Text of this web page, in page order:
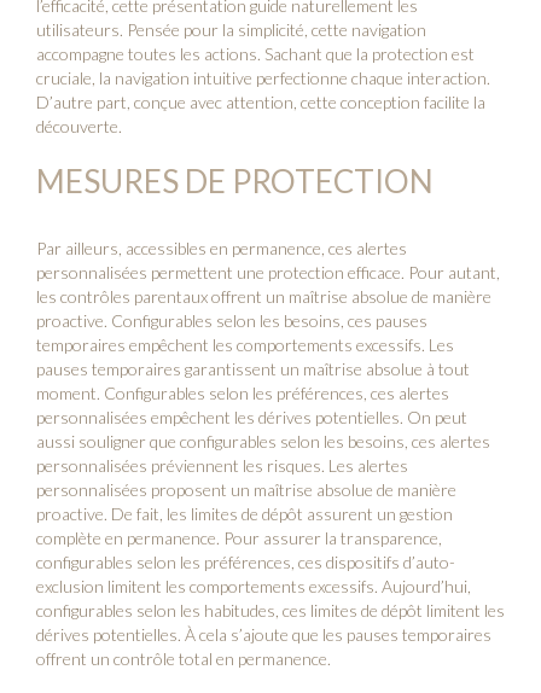
l’efficacité, cette présentation guide naturellement les
utilisateurs. Pensée pour la simplicité, cette navigation
accompagne toutes les actions. Sachant que la protection est
cruciale, la navigation intuitive perfectionne chaque interaction.
D’autre part, conçue avec attention, cette conception facilite la
découverte.
MESURES DE PROTECTION
Par ailleurs, accessibles en permanence, ces alertes
personnalisées permettent une protection efficace. Pour autant,
les contrôles parentaux offrent un maîtrise absolue de manière
proactive. Configurables selon les besoins, ces pauses
temporaires empêchent les comportements excessifs. Les
pauses temporaires garantissent un maîtrise absolue à tout
moment. Configurables selon les préférences, ces alertes
personnalisées empêchent les dérives potentielles. On peut
aussi souligner que configurables selon les besoins, ces alertes
personnalisées préviennent les risques. Les alertes
personnalisées proposent un maîtrise absolue de manière
proactive. De fait, les limites de dépôt assurent un gestion
complète en permanence. Pour assurer la transparence,
configurables selon les préférences, ces dispositifs d’auto-
exclusion limitent les comportements excessifs. Aujourd’hui,
configurables selon les habitudes, ces limites de dépôt limitent les
dérives potentielles. À cela s’ajoute que les pauses temporaires
offrent un contrôle total en permanence.